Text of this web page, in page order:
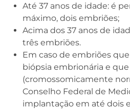
Até 37 anos de idade: é
máximo, dois embriões;
Acima dos 37 anos de
três embriões.
Em caso de embriões
biópsia embrionária e
(cromossomicamente
Conselho Federal de
implantação em até dois